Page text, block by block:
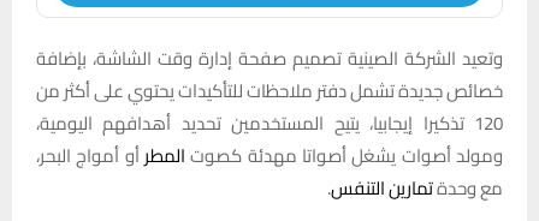
وتعيد الشركة الصينية تصميم صفحة إدارة وقت الشاشة، بإضافة
خصائص جديدة تشمل دفتر ملاحظات للتأكيدات يحتوي على أكثر من
120 تذكيرا إيجابيا، يتيح المستخدمين تحديد أهدافهم اليومية،
ومولد أصوات يشغل أصواتا مهدئة كصوتالمطرأو أمواج البحر،
مع وحدةتمارين التنفس.